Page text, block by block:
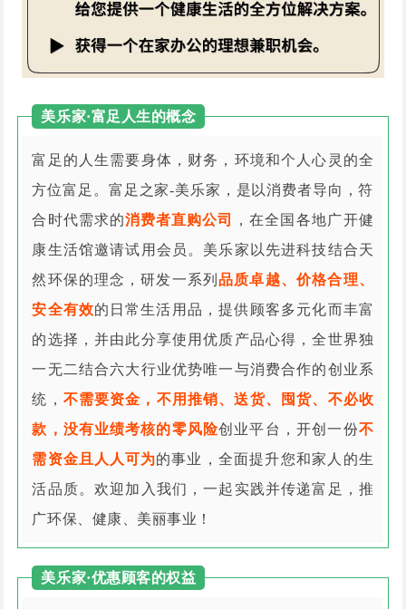
美乐家·富足人生的概念
富足的人生需要身体，财务，环境和个人心灵的全
方位富足。富足之家-美乐家，是以消费者导向，符
合时代需求的消费者直购公司
，在全国各地广开健
康生活馆邀请试用会员。美乐家以先进科技结合天
然环保的理念，研发一系列 品质卓越、价格合理、
安全有效的日常生活用品，提供顾客多元化而丰富
的选择，并由此分享使用优质产品心得，全世界独
一无二结合六大行业优势唯一与消费合作的创业系
统， 不需要资金，不用推销、送货、囤货、不必收
款，没有业绩考核的零风险创业平台，开创一份不
需资金且人人可为的事业，全面提升您和家人的生
活品质。欢迎加入我们，一起实践并传递富足，推
广环保、健康、美丽事业！
美乐家·优惠顾客的权益